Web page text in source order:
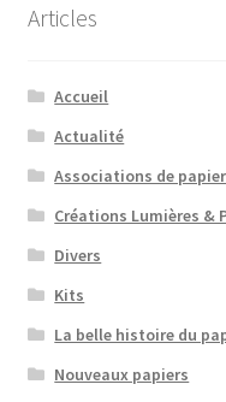
Articles
Accueil
Actualité
Associations de
Créations Lumières &
Divers
Kits
La belle histoire du
Nouveaux papiers